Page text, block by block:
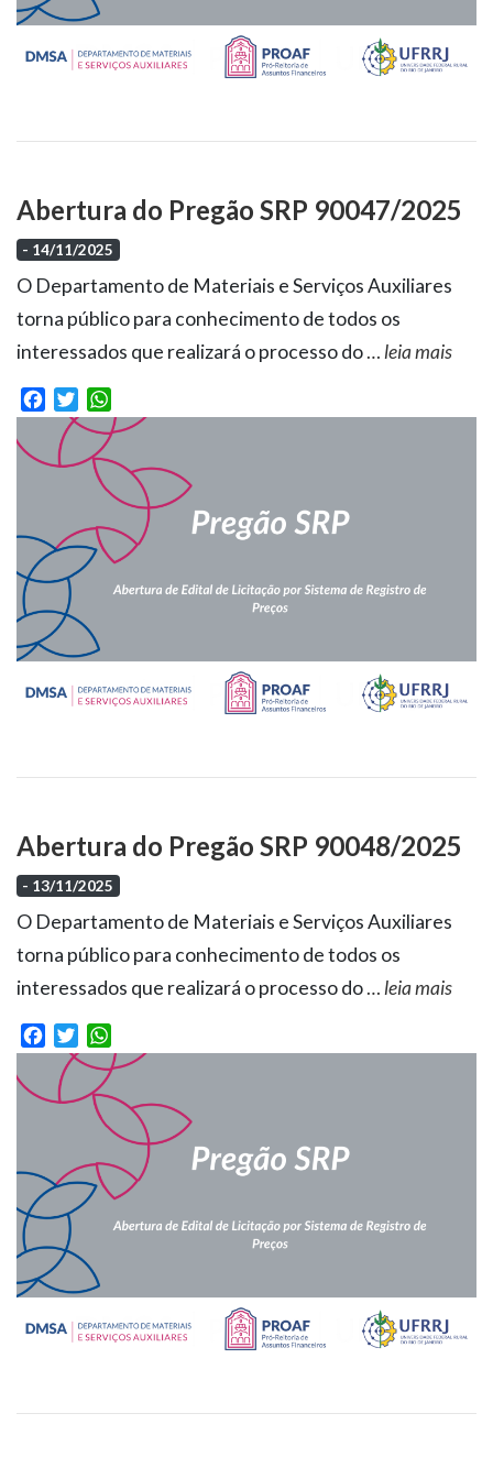
Abertura do Pregão SRP 90047/2025
- 14/11/2025
O Departamento de Materiais e Serviços Auxiliares
torna público para conhecimento de todos os
interessados que realizará o processo do… leia mais
Facebook
Twitter
Abertura do Pregão SRP 90048/2025
- 13/11/2025
O Departamento de Materiais e Serviços Auxiliares
torna público para conhecimento de todos os
interessados que realizará o processo do…leia mais
Facebook
Twitter